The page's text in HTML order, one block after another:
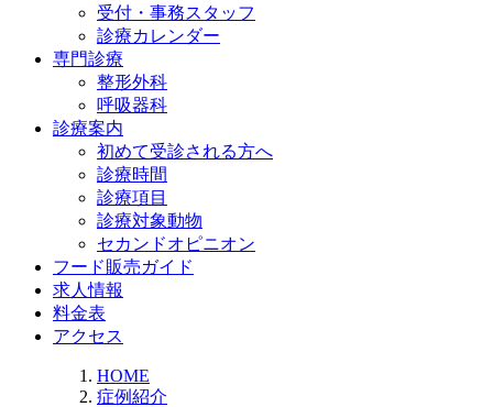
受付・事務スタッフ
診療カレンダー
専門診療
整形外科
呼吸器科
診療案内
初めて受診される方へ
診療時間
診療項目
診療対象動物
セカンドオピニオン
フード販売ガイド
求人情報
料金表
アクセス
HOME
症例紹介